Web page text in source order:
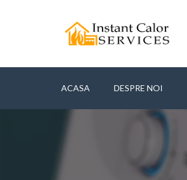
ACASA DESPRE NOI